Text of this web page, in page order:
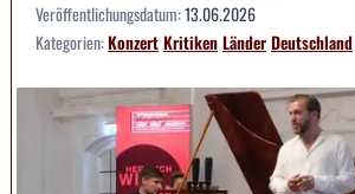
Veröffentlichungsdatum:13.06.2026
Kategorien:KonzertKritikenLänderDeutschland